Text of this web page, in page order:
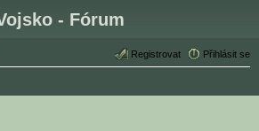
- Fórum
Přihlásit se
Registrovat